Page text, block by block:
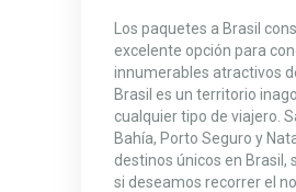
Los paquetes a Brasil
excelente opción para
innumerables atractivos
Brasil es un territorio
cualquier tipo de viajero.
Bahía, Porto Seguro y
destinos únicos en Brasil,
si deseamos recorrer el